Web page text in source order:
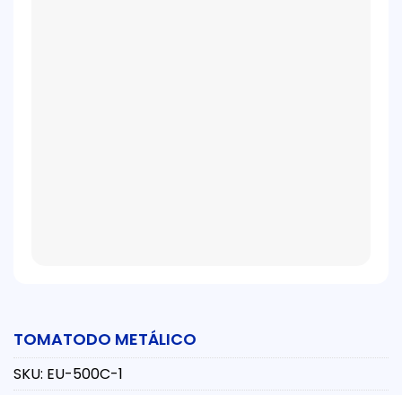
TOMATODO METÁLICO
SKU: EU-500C-1